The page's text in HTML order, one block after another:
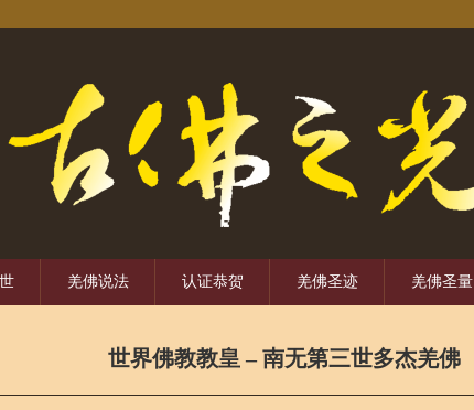
羌佛说法 认证恭贺 羌佛圣迹 羌佛圣量
世界佛教教皇 – 南无第三世多杰羌佛